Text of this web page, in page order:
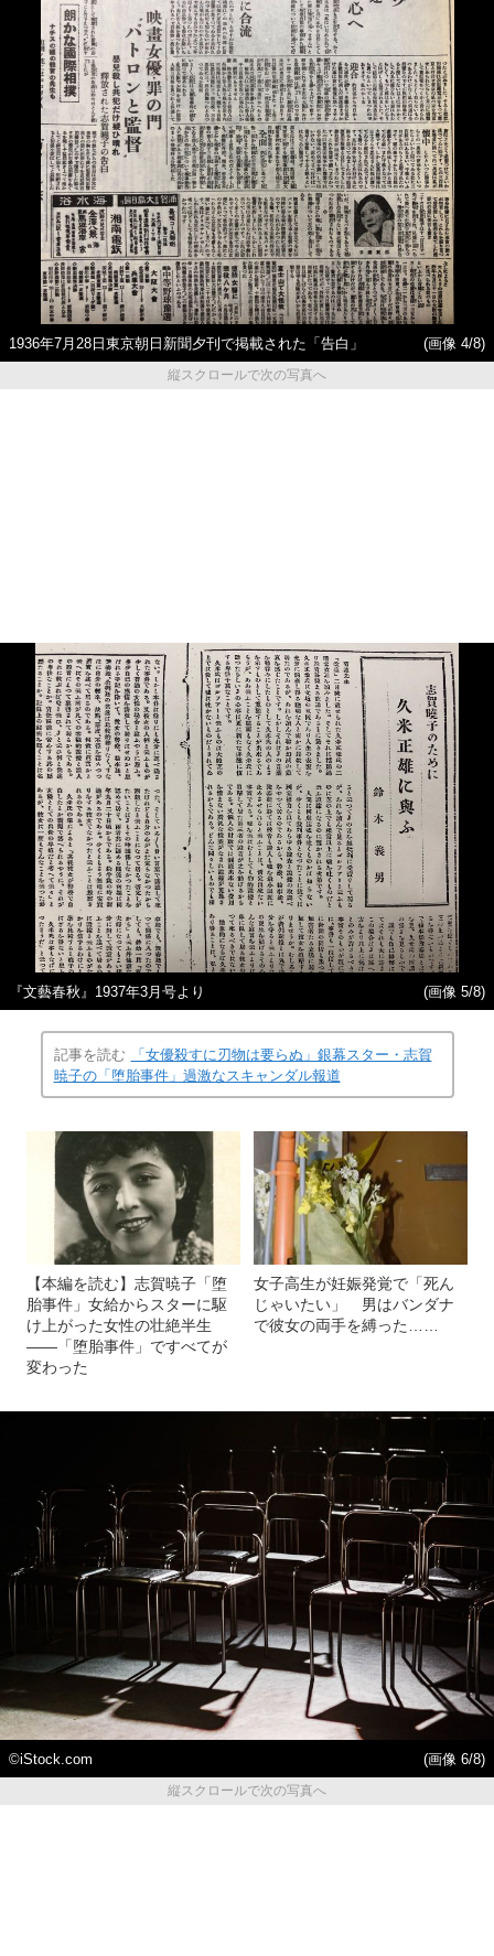
1936年7月28日東京朝日新聞夕刊で掲載された「告白」
(画像 4/8)
縦スクロールで次の写真へ
『文藝春秋』1937年3月号より (画像 5/8)
記事を読む
「女優殺すに刃物は要らぬ」銀幕スター・志賀
暁子の「堕胎事件」過激なスキャンダル報道
【本編を読む】志賀暁子「堕
胎事件」女給からスターに駆
け上がった女性の壮絶半生
――「堕胎事件」ですべてが
変わった
女子高生が妊娠発覚で「死ん
じゃいたい」 男はバンダナ
で彼女の両手を縛った……
©iStock.com
(画像 6/8)
縦スクロールで次の写真へ